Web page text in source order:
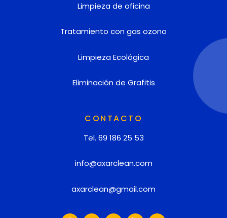
Limpieza de oficina
Tratamiento con gas ozono
Limpieza Ecológica
Eliminación de Grafitis
CONTACTO
Tel. 69 186 25 53
info@axarclean.com
axarclean@gmail.com
F
I
X
L
Y